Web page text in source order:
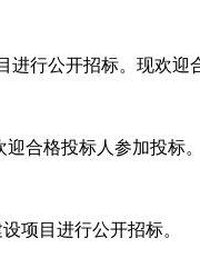
进行公开招标。现欢迎
合格投标人参加投标。
项目进行公开招标。